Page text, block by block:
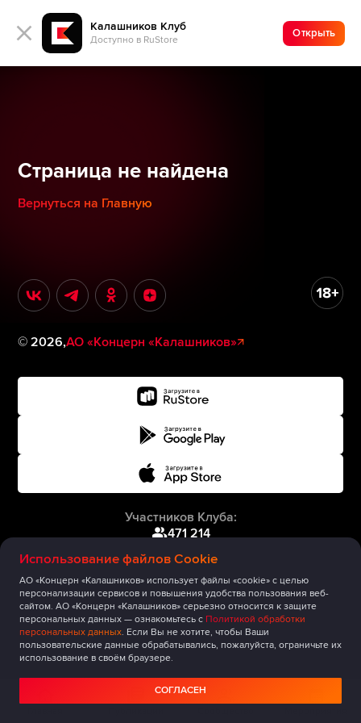
Калашников Клуб
Доступно в RuStore
Открыть
Использование файлов Cookie
АО «Концерн «Калашников» использует файлы «cookie» с целью
персонализации сервисов и повышения удобства пользования веб-
сайтом. АО «Концерн «Калашников» серьезно относится к защите
персональных данных — ознакомьтесь с Политикой обработки
персональных данных. Если Вы не хотите, чтобы Ваши
пользовательские данные обрабатывались, пожалуйста, ограничьте их
использование в своём браузере.
СОГЛАСЕН
Страница не найдена
Вернуться на Главную
©2026,АО «Концерн «Калашников»
Участников Клуба:
471 214